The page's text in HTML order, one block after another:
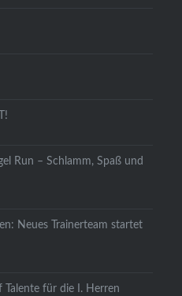
Run – Schlamm, Spaß und
Neues Trainerteam startet
Talente für die I. Herren